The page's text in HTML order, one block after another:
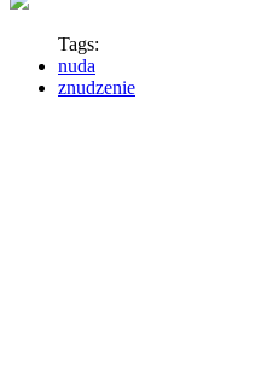
Tags:
nuda
znudzenie